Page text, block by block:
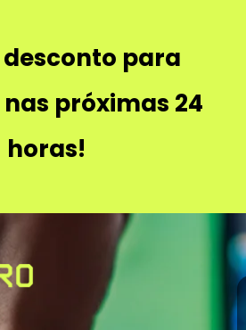
desconto para
próximas 24
horas!